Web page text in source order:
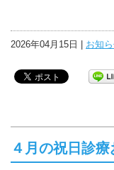
2026年04月15日 | お知
４月の祝日診